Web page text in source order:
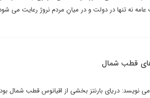
نه تنها در دولت و در میانِ مردم نروژ رعایت می شود
های قطب شمال
می نویسد: دریای بارنتز بخشی از اقیانوس قطب شمال